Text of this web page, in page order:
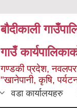
बौदीकाली
गाउँ
गण्डकी प्रदेश,
"खानेपानी, कृषि,
वडा कार्यालयहरु